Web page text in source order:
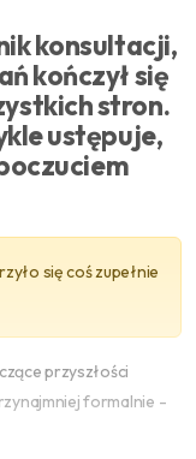
konsultacji,
kończył się
stron.
ustępuje,
się coś zupełnie
przyszłości
formalnie -